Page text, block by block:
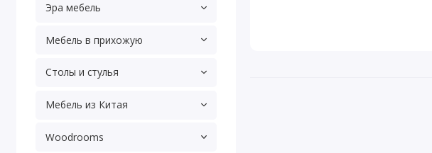
Эра мебель
Мебель в прихожую
Столы и стулья
Мебель из Китая
Woodrooms